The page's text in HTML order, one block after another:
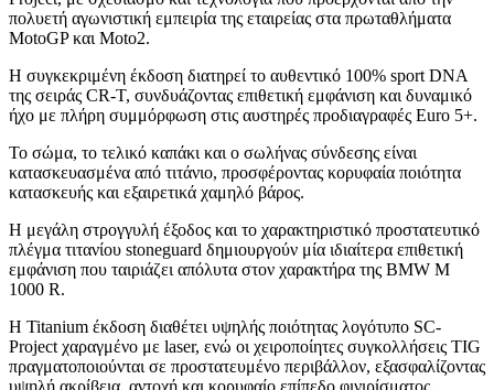
πολυετή αγωνιστική εμπειρία της εταιρείας στα πρωταθλήματα
MotoGP και Moto2.
Η συγκεκριμένη έκδοση διατηρεί το αυθεντικό 100% sport DNA
της σειράς CR-T, συνδυάζοντας επιθετική εμφάνιση και δυναμικό
ήχο με πλήρη συμμόρφωση στις αυστηρές προδιαγραφές Euro 5+.
Το σώμα, το τελικό καπάκι και ο σωλήνας σύνδεσης είναι
κατασκευασμένα από τιτάνιο, προσφέροντας κορυφαία ποιότητα
κατασκευής και εξαιρετικά χαμηλό βάρος.
Η μεγάλη στρογγυλή έξοδος και το χαρακτηριστικό προστατευτικό
πλέγμα τιτανίου stoneguard δημιουργούν μία ιδιαίτερα επιθετική
εμφάνιση που ταιριάζει απόλυτα στον χαρακτήρα της BMW M
1000 R.
Η Titanium έκδοση διαθέτει υψηλής ποιότητας λογότυπο SC-
Project χαραγμένο με laser, ενώ οι χειροποίητες συγκολλήσεις TIG
πραγματοποιούνται σε προστατευμένο περιβάλλον, εξασφαλίζοντας